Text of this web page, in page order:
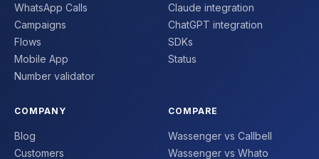
WhatsApp Calls
Campaigns
Flows
Mobile App
Number validator
Claude integration
ChatGPT integration
SDKs
Status
COMPANY
Blog
Customers
COMPARE
Wassenger vs Callbell
Wassenger vs Whato